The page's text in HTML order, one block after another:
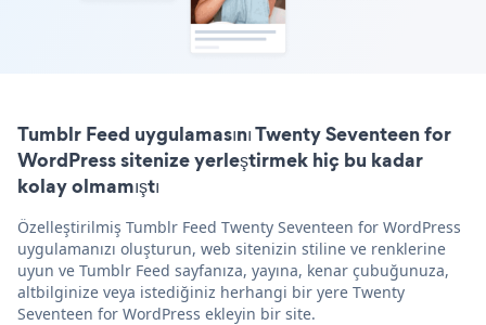
Tumblr Feed uygulamasını Twenty Seventeen for
WordPress sitenize yerleştirmek hiç bu kadar
kolay olmamıştı
Özelleştirilmiş Tumblr Feed Twenty Seventeen for WordPress
uygulamanızı oluşturun, web sitenizin stiline ve renklerine
uyun ve Tumblr Feed sayfanıza, yayına, kenar çubuğunuza,
altbilginize veya istediğiniz herhangi bir yere Twenty
Seventeen for WordPress ekleyin bir site.